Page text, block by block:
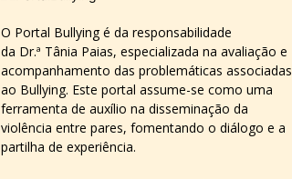
O Portal Bullying é da responsabilidade
da Dr.ª Tânia Paias, especializada na avaliação e
acompanhamento das problemáticas associadas
ao Bullying. Este portal assume-se como uma
ferramenta de auxílio na disseminação da
violência entre pares, fomentando o diálogo e a
partilha de experiência.